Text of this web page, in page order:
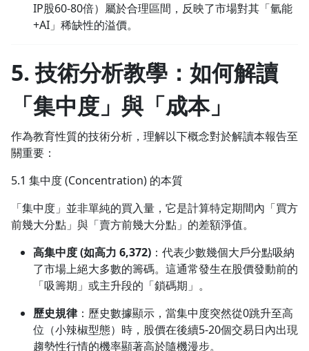
IP股60-80倍）屬於合理區間，反映了市場對其「氫能
+AI」稀缺性的溢價。
5. 技術分析教學：如何解讀
「集中度」與「成本」
作為教育性質的技術分析，理解以下概念對於解讀本報告至
關重要：
5.1 集中度 (Concentration) 的本質
「集中度」並非單純的買入量，它是計算特定期間內「買方
前幾大分點」與「賣方前幾大分點」的差額淨值。
高集中度 (如高力 6,372) ：代表少數幾個大戶分點吸納
了市場上絕大多數的籌碼。這通常發生在股價發動前的
「吸籌期」或主升段的「鎖碼期」。
歷史規律：歷史數據顯示，當集中度突然從0跳升至高
位（小辣椒型態）時，股價在後續5-20個交易日內出現
趨勢性行情的機率顯著高於隨機漫步。
沒有待播放的清單